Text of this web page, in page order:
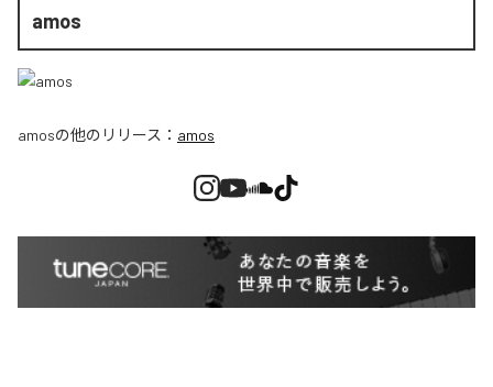
amos
amosの他のリリース： amos